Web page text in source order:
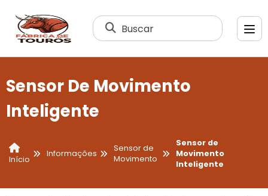
Buscar
Sensor De Movimento
Inteligente
Início
Informações
Sensor de
Movimento
Sensor de
Movimento
Inteligente